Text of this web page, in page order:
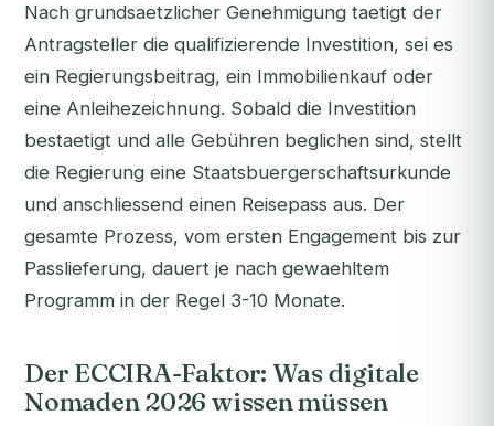
Nach grundsaetzlicher Genehmigung taetigt der
Antragsteller die qualifizierende Investition, sei es
ein Regierungsbeitrag, ein Immobilienkauf oder
eine Anleihezeichnung. Sobald die Investition
bestaetigt und alle Gebühren beglichen sind, stellt
die Regierung eine Staatsbuergerschaftsurkunde
und anschliessend einen Reisepass aus. Der
gesamte Prozess, vom ersten Engagement bis zur
Passlieferung, dauert je nach gewaehltem
Programm in der Regel 3-10 Monate.
Der ECCIRA-Faktor: Was digitale
Nomaden 2026 wissen müssen